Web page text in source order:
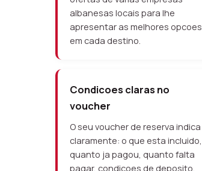
albanesas locais para lhe
apresentar as melhores opcoes
em cada destino.
Condicoes claras no
voucher
O seu voucher de reserva indica
claramente: o que esta incluido,
quanto ja pagou, quanto falta
pagar, condicoes de deposito,